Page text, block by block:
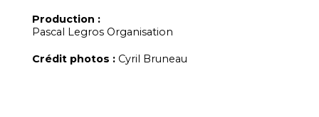
Production :
Pascal Legros Organisation
Crédit photos :Cyril Bruneau